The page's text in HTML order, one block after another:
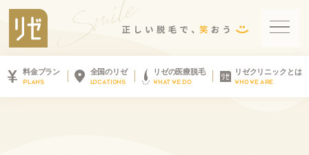
料金プラン
PLANS
全国のリゼ
LOCATIONS
リゼの医療脱毛
WHAT WE DO
リゼクリニックとは
WHO WE ARE